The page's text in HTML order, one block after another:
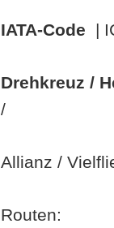
IATA-Code |
Drehkreuz /
/
Allianz /
Routen: